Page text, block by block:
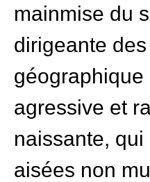
mainmise du
dirigeante
géographique
agressive et
naissante,
aisées non